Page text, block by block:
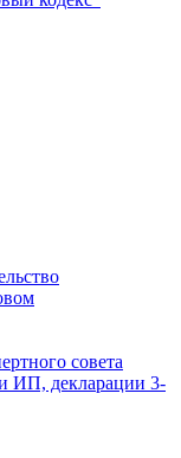
совета
ИП, декларации 3-